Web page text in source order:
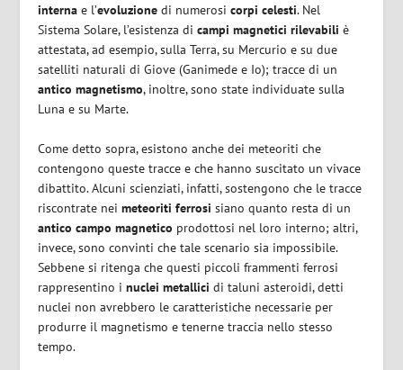
interna e l’evoluzione di numerosicorpi celesti. Nel
Sistema Solare, l’esistenza dicampi magnetici rilevabili è
attestata, ad esempio, sulla Terra, su Mercurio e su due
satelliti naturali di Giove (Ganimede e Io); tracce di un
antico magnetismo, inoltre, sono state individuate sulla
Luna e su Marte.
Come detto sopra, esistono anche dei meteoriti che
contengono queste tracce e che hanno suscitato un vivace
dibattito. Alcuni scienziati, infatti, sostengono che le tracce
riscontrate neimeteoriti ferrosi siano quanto resta di un
antico campo magnetico prodottosi nel loro interno; altri,
invece, sono convinti che tale scenario sia impossibile.
Sebbene si ritenga che questi piccoli frammenti ferrosi
rappresentino inuclei metallici di taluni asteroidi, detti
nuclei non avrebbero le caratteristiche necessarie per
produrre il magnetismo e tenerne traccia nello stesso
tempo.